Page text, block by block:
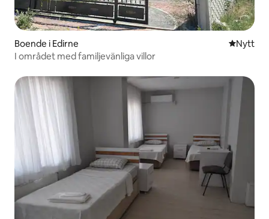
Boende i Edirne NyttNytt
I området med familjevänliga villor